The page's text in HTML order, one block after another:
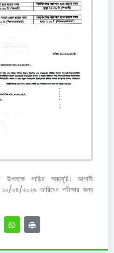
উপলক্ষে গাড়ির সময়সূচি। আগামী
২০২৬ তারিখের পরীক্ষার জন্য